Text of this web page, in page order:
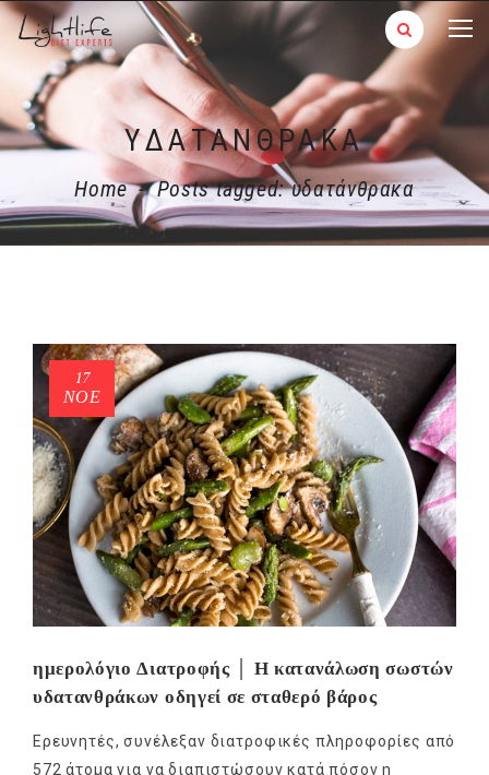
ΥΔΑΤΆΝΘΡΑΚΑ
Home - Posts tagged: υδατάνθρακα
17
ΝΟΈ
ημερολόγιο Διατροφής │ Η κατανάλωση σωστών
υδατανθράκων οδηγεί σε σταθερό βάρος
Ερευνητές, συνέλεξαν διατροφικές πληροφορίες από
572 άτομα για να διαπιστώσουν κατά πόσον η